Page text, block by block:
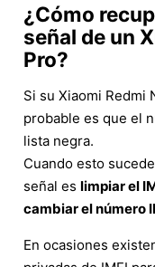
¿Cómo
señal de un
Pro?
Si su Xiaomi Redmi
probable es que el
lista negra.
Cuando esto
señal es limpiar el
cambiar el número
En ocasiones